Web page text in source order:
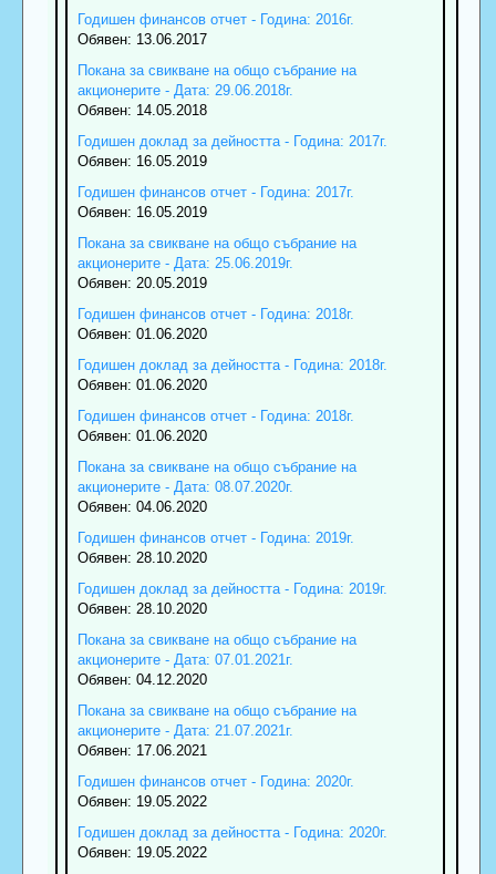
Годишен финансов отчет - Година: 2016г.
Обявен: 13.06.2017
Покана за свикване на общо събрание на
акционерите - Дата: 29.06.2018г.
Обявен: 14.05.2018
Годишен доклад за дейността - Година: 2017г.
Обявен: 16.05.2019
Годишен финансов отчет - Година: 2017г.
Обявен: 16.05.2019
Покана за свикване на общо събрание на
акционерите - Дата: 25.06.2019г.
Обявен: 20.05.2019
Годишен финансов отчет - Година: 2018г.
Обявен: 01.06.2020
Годишен доклад за дейността - Година: 2018г.
Обявен: 01.06.2020
Годишен финансов отчет - Година: 2018г.
Обявен: 01.06.2020
Покана за свикване на общо събрание на
акционерите - Дата: 08.07.2020г.
Обявен: 04.06.2020
Годишен финансов отчет - Година: 2019г.
Обявен: 28.10.2020
Годишен доклад за дейността - Година: 2019г.
Обявен: 28.10.2020
Покана за свикване на общо събрание на
акционерите - Дата: 07.01.2021г.
Обявен: 04.12.2020
Покана за свикване на общо събрание на
акционерите - Дата: 21.07.2021г.
Обявен: 17.06.2021
Годишен финансов отчет - Година: 2020г.
Обявен: 19.05.2022
Годишен доклад за дейността - Година: 2020г.
Обявен: 19.05.2022